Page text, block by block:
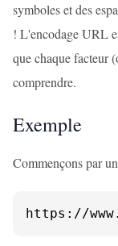
symboles et des
! L'encodage URL
que chaque facteur
comprendre.
Exemple
Commençons par
https://